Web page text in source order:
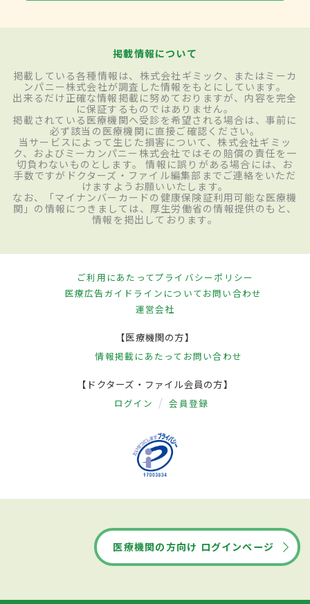
掲載情報について
掲載している各種情報は、株式会社ギミック、またはミーカ
ンパニー株式会社が調査した情報をもとにしています。
出来るだけ正確な情報掲載に努めておりますが、内容を完全
に保証するものではありません。
掲載されている医療機関へ受診を希望される場合は、事前に
必ず該当の医療機関に直接ご確認ください。
当サービスによって生じた損害について、株式会社ギミッ
ク、およびミーカンパニー株式会社ではその賠償の責任を一
切負わないものとします。 情報に誤りがある場合には、お
手数ですがドクターズ・ファイル編集部までご連絡をいただ
けますようお願いいたします。
なお、「マイナンバーカードの健康保険証利用可能な医療機
関」の情報につきましては、厚生労働省の情報提供のもと、
情報を掲出しております。
ご利用にあたってプライバシーポリシー
医療広告ガイドラインについてお問い合わせ
運営会社
【医療機関の方】
情報掲載にあたって お問い合わせ
【ドクターズ・ファイル会員の方】
ログイン 会員登録
医療機関の方向け ログインページ